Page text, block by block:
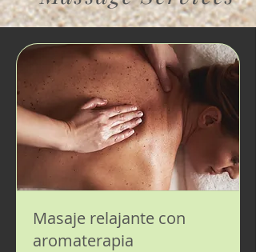
Masaje relajante con
aromaterapia